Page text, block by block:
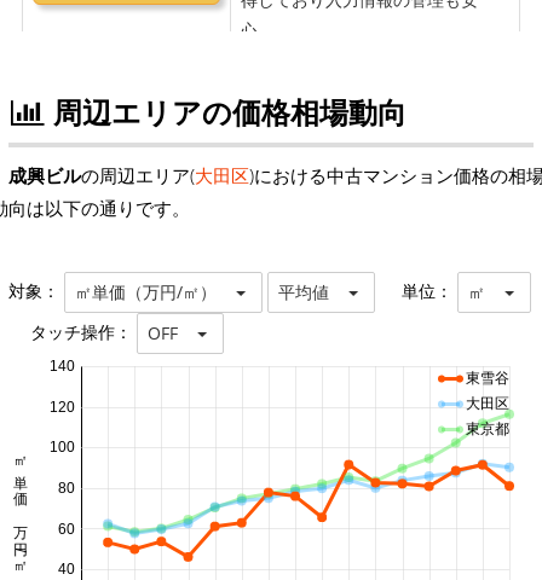
周辺エリアの価格相場動向
成興ビルの周辺エリア(大田区)における中古マンション価格の相
向は以下の通りです。
対象： ㎡単価（万円/㎡） 平均値 単位： ㎡
タッチ操作： OFF
40
60
80
100
120
140
㎡単価 万円/㎡
東雪谷
大田区
東京都